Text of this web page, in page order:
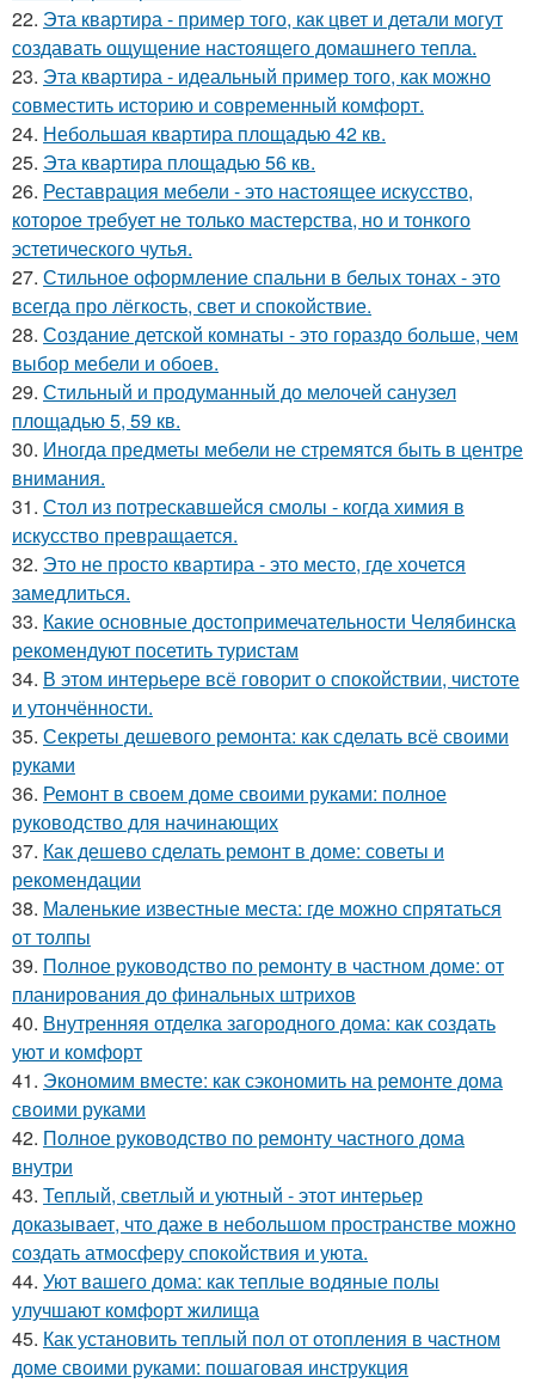
22. Эта квартира - пример того, как цвет и детали могут
создавать ощущение настоящего домашнего тепла.
23. Эта квартира - идеальный пример того, как можно
совместить историю и современный комфорт.
24. Небольшая квартира площадью 42 кв.
25. Эта квартира площадью 56 кв.
26. Реставрация мебели - это настоящее искусство,
которое требует не только мастерства, но и тонкого
эстетического чутья.
27. Стильное оформление спальни в белых тонах - это
всегда про лёгкость, свет и спокойствие.
28. Создание детской комнаты - это гораздо больше, чем
выбор мебели и обоев.
29. Стильный и продуманный до мелочей санузел
площадью 5, 59 кв.
30. Иногда предметы мебели не стремятся быть в центре
внимания.
31. Стол из потрескавшейся смолы - когда химия в
искусство превращается.
32. Это не просто квартира - это место, где хочется
замедлиться.
33. Какие основные достопримечательности Челябинска
рекомендуют посетить туристам
34. В этом интерьере всё говорит о спокойствии, чистоте
и утончённости.
35. Секреты дешевого ремонта: как сделать всё своими
руками
36. Ремонт в своем доме своими руками: полное
руководство для начинающих
37. Как дешево сделать ремонт в доме: советы и
рекомендации
38. Маленькие известные места: где можно спрятаться
от толпы
39. Полное руководство по ремонту в частном доме: от
планирования до финальных штрихов
40. Внутренняя отделка загородного дома: как создать
уют и комфорт
41. Экономим вместе: как сэкономить на ремонте дома
своими руками
42. Полное руководство по ремонту частного дома
внутри
43. Теплый, светлый и уютный - этот интерьер
доказывает, что даже в небольшом пространстве можно
создать атмосферу спокойствия и уюта.
44. Уют вашего дома: как теплые водяные полы
улучшают комфорт жилища
45. Как установить теплый пол от отопления в частном
доме своими руками: пошаговая инструкция